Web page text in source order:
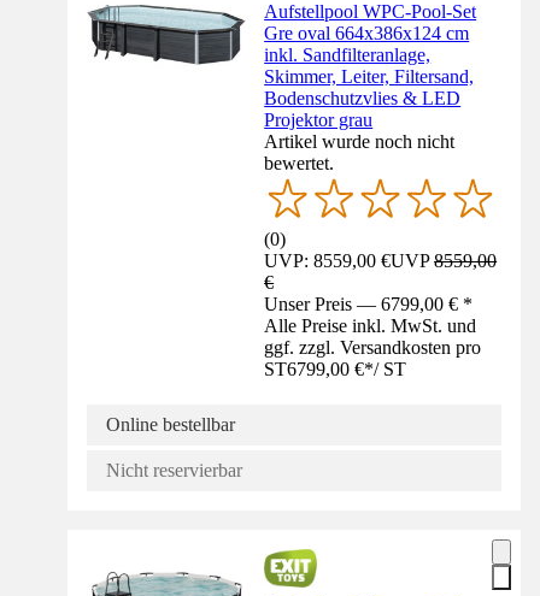
Aufstellpool WPC-Pool-Set
Gre oval 664x386x124 cm
inkl. Sandfilteranlage,
Skimmer, Leiter, Filtersand,
Bodenschutzvlies & LED
Projektor grau
Artikel wurde noch nicht
bewertet.
(0)
UVP: 8559,00 €UVP8559,00
€
Unser Preis — 6799,00 € *
Alle Preise inkl. MwSt. und
ggf. zzgl. Versandkosten pro
ST6799,00 €*/ ST
Online bestellbar
Nicht reservierbar